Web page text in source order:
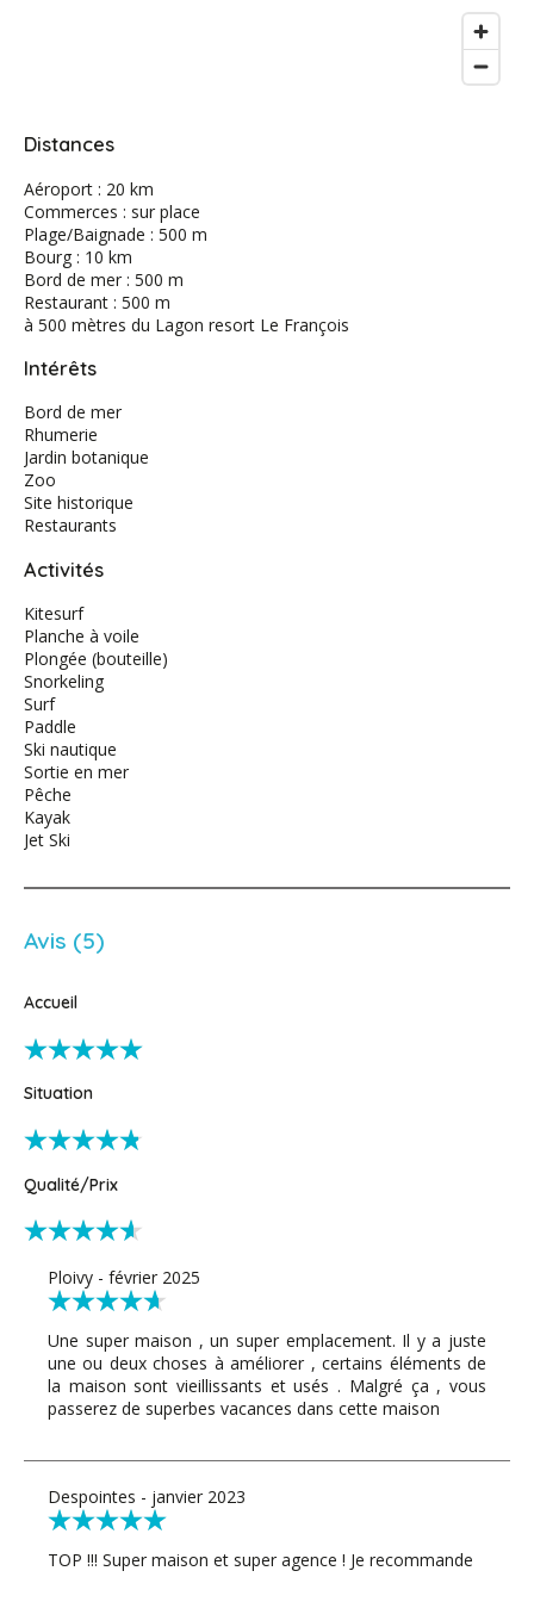
Distances
Aéroport : 20 km
Commerces : sur place
Plage/Baignade : 500 m
Bourg : 10 km
Bord de mer : 500 m
Restaurant : 500 m
à 500 mètres du Lagon resort Le François
Intérêts
Bord de mer
Rhumerie
Jardin botanique
Zoo
Site historique
Restaurants
Activités
Kitesurf
Planche à voile
Plongée (bouteille)
Snorkeling
Surf
Paddle
Ski nautique
Sortie en mer
Pêche
Kayak
Jet Ski
Avis (5)
Accueil
Situation
Qualité/Prix
Ploivy - février 2025
Une super maison , un super emplacement. Il y a juste
une ou deux choses à améliorer , certains éléments de
la maison sont vieillissants et usés . Malgré ça , vous
passerez de superbes vacances dans cette maison
Despointes - janvier 2023
TOP !!! Super maison et super agence ! Je recommande